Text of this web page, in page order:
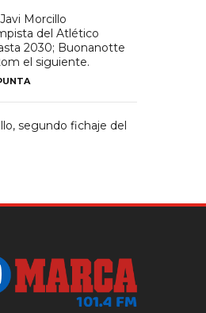
Morcillo
del Atlético
2030; Buonanotte
el siguiente.
segundo fichaje del